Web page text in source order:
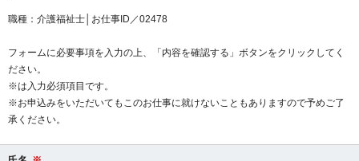
職種：介護福祉士│お仕事ID／02478
フォームに必要事項を入力の上、「内容を確認する」ボタンをクリックしてく
ださい。
※は入力必須項目です。
※お申込みをいただいてもこのお仕事に就けないこともありますので予めご了
承ください。